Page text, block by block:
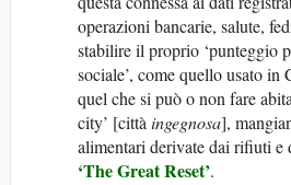
operazioni bancarie, salute,
stabilire il proprio ‘punteggio
sociale’, come quello usato in
quel che si può o non fare
city’ [cittàingegnosa],
alimentari derivate dai rifiuti e
‘The Great Reset’.